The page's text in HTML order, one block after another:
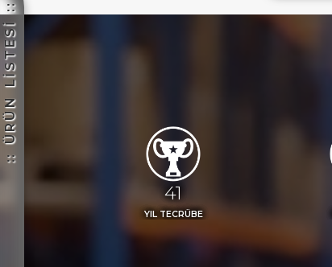
:: ÜRÜN LİSTESİ ::
45
YIL TECRÜBE